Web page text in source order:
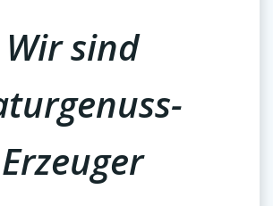
Wir sind
Erzeuger